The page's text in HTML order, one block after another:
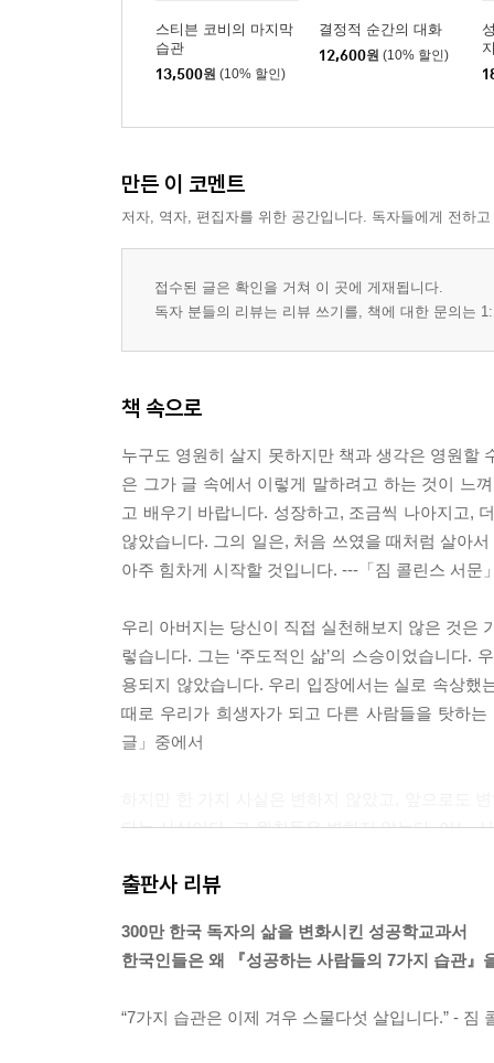
스티븐 코비의 마지막
습관
13,500원 (10% 할인)
결정적 순간의 대화
12,600원 (10% 할인)
만든 이 코멘트
저자, 역자, 편집자를 위한 공간입니다. 독자들에게 전하
접수된 글은 확인을 거쳐 이 곳에 게재됩니다.
독자 분들의 리뷰는 리뷰 쓰기를, 책에 대한 문의는
책 속으로
누구도 영원히 살지 못하지만 책과 생각은 영원할
은 그가 글 속에서 이렇게 말하려고 하는 것이 느
고 배우기 바랍니다. 성장하고, 조금씩 나아지고,
않았습니다. 그의 일은, 처음 쓰였을 때처럼 살아
아주 힘차게 시작할 것입니다. ---「짐 콜린스 서문
우리 아버지는 당신이 직접 실천해보지 않은 것은
렇습니다. 그는 ‘주도적인 삶’의 스승이었습니다.
용되지 않았습니다. 우리 입장에서는 실로 속상했
때로 우리가 희생자가 되고 다른 사람들을 탓하
글」중에서
다는 사실이다. 그 원칙들은 변하지 않는다. 어느
비의 마지막 인터뷰」중에서
내 딸들 가운데 하나가 내게 『성공하는 사람들
서 딸을 놀라게 했다. “나 자신을 과대평가해서
출판사 리뷰
300만 한국 독자의 삶을 변화시킨 성공학교과서
한국인들은 왜 『성공하는 사람들의 7가지 습관』
“7가지 습관은 이제 겨우 스물다섯 살입니다.” - 짐